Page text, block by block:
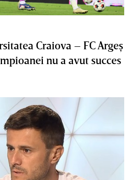
Craiova – FC Argeş
nu a avut succes